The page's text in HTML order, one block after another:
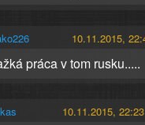
10.11.2015,
práca v tom rusku.....
10.11.2015, 22:23